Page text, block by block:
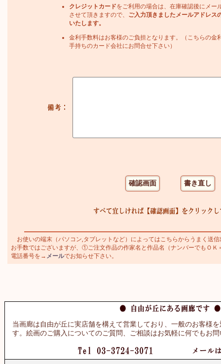
クレジットカードをご利用の場合は、在庫確認後にメー
させて頂きますので、
ご入力頂きましたメールアドレス
いたします。
金利手数料はお客様のご負担となります。（こちらの金
手持ちのカード会社にお問合せ下さい）
お使いの端末（パソコン,タブレットなど）によってはこちらからうまく送
お手数ではございますが、①ご注文作品の作家名と作品名（ナンバーでもＯ
電話番号を→ メールでお知らせ下さい。
当画廊は自由が丘に実店舗を構えて営業しており、一般のお客様
す。絵画のご購入についてのご質問、ご相談はお気軽に何でもお